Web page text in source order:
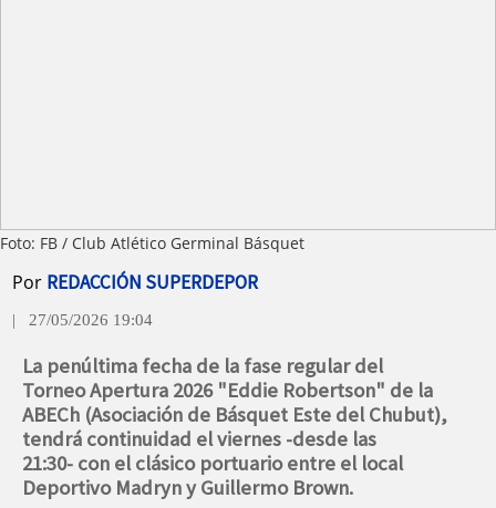
Foto: FB / Club Atlético Germinal Básquet
Por REDACCIÓN SUPERDEPOR
| 27/05/2026 19:04
La penúltima fecha de la fase regular del
Torneo Apertura 2026 "Eddie Robertson" de la
ABECh (Asociación de Básquet Este del Chubut),
tendrá continuidad el viernes -desde las
21:30- con el clásico portuario entre el local
Deportivo Madryn y Guillermo Brown.